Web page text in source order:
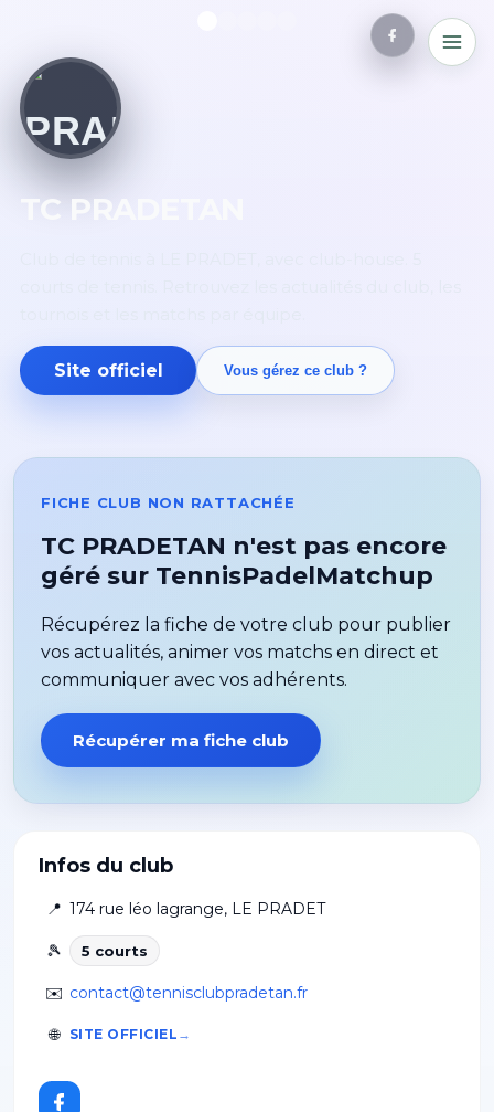
TC PRADETAN
Site officiel Vous gérez ce club ?
Infos du club
📍 174 rue léo lagrange, LE PRADET
🎾 5 courts
✉️ contact@tennisclubpradetan.fr
🌐 SITE OFFICIEL
FICHE CLUB NON RATTACHÉE
TC PRADETAN n'est pas encore
géré sur TennisPadelMatchup
Récupérez la fiche de votre club pour publier
vos actualités, animer vos matchs en direct et
communiquer avec vos adhérents.
Récupérer ma fiche club